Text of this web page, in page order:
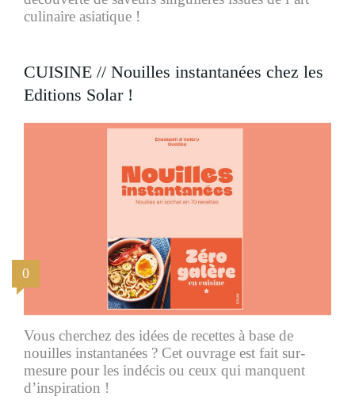
culinaire asiatique !
CUISINE // Nouilles instantanées chez les
Editions Solar !
0
Vous cherchez des idées de recettes à base de
nouilles instantanées ? Cet ouvrage est fait sur-
mesure pour les indécis ou ceux qui manquent
d’inspiration !